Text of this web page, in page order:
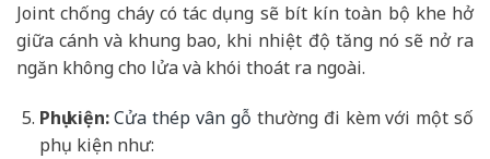
Joint chống cháy có tác dụng sẽ bít kín toàn bộ khe hở
giữa cánh và khung bao, khi nhiệt độ tăng nó sẽ nở ra
ngăn không cho lửa và khói thoát ra ngoài.
Phụ kiện:Cửa thép vân gỗ thường đi kèm với một số
phụ kiện như: